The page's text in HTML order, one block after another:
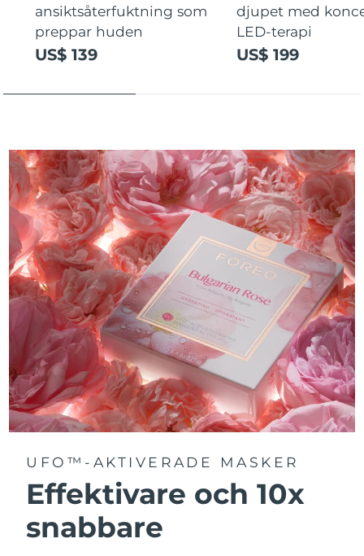
ansiktsåterfuktning som
preppar huden
US$ 139
djupet med
LED-terapi
US$ 199
UFO™-AKTIVERADE MASKER
Effektivare och 10x
snabbare